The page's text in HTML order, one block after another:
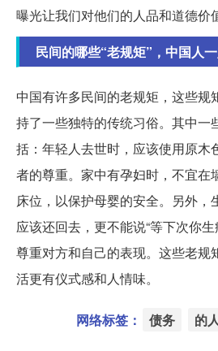
曝光让我们对他们的人品和道德价
民间的哪些“老规矩”，中国人
中国有许多民间的老规矩，这些规
持了一些独特的传统习俗。其中一
括：年轻人去世时，应该使用原木
者的尊重。家中有孕妇时，不宜在
床位，以保护母婴的安全。另外，
应该还回去，更不能说“等下次你
尊重对方和自己的表现。这些老规
活更有仪式感和人情味。
网络标签： 债务 的